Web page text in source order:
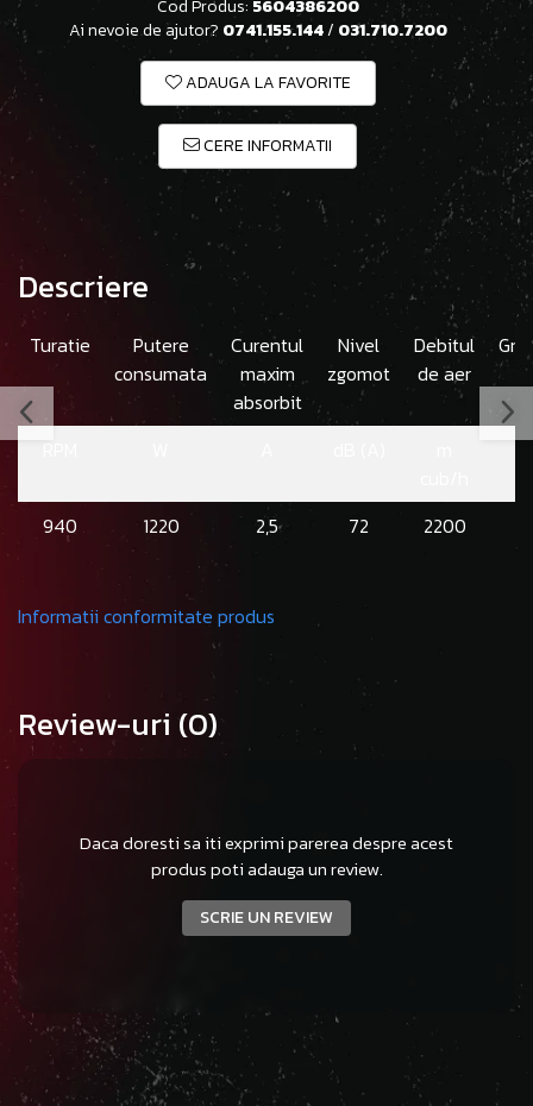
Cod Produs: 5604386200
Ai nevoie de ajutor? 0741.155.144/ 031.710.7200
ADAUGA LA FAVORITE
CERE INFORMATII
Descriere
Turatie
Putere
consumata
Curentul
maxim
absorbit
Nivel
zgomot
Debitul
de aer
RPM
940 1220 2,5 72 2200
Informatii conformitate produs
Review-uri (0)
Daca doresti sa iti exprimi parerea despre acest
produs poti adauga un review.
SCRIE UN REVIEW